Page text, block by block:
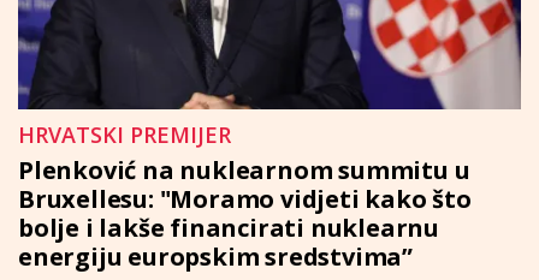
HRVATSKI PREMIJER
Plenković na nuklearnom summitu u
Bruxellesu: "Moramo vidjeti kako što
bolje i lakše financirati nuklearnu
energiju europskim sredstvima”